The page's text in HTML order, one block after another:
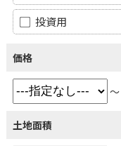
投資用
価格
～
土地面積